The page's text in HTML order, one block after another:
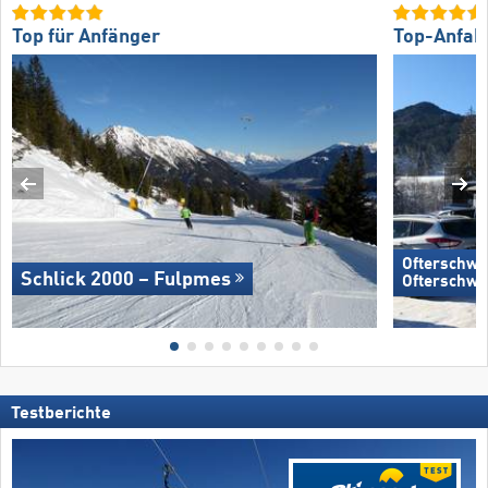
Top für Anfänger
Schlick 2000 – Fulpmes
Top-
Testberichte